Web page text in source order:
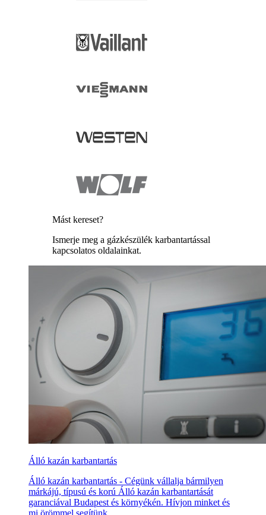
Mást kereset?
Ismerje meg a gázkészülék karbantartással
kapcsolatos oldalainkat.
Álló kazán karbantartás
Álló kazán karbantartás - Cégünk vállalja bármilyen
márkájú, típusú és korú Álló kazán karbantartását
garanciával Budapest és környékén. Hívjon minket és